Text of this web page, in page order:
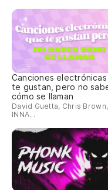
Canciones
te gustan, pero no
cómo se llaman
David Guetta, Chris Brown,
INNA...